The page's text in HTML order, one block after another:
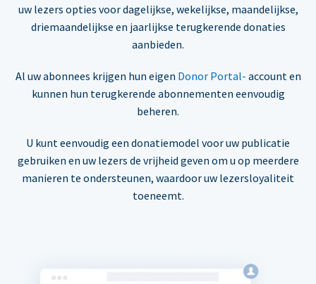
uw lezers opties voor dagelijkse, wekelijkse, maandelijkse,
driemaandelijkse en jaarlijkse terugkerende donaties
aanbieden.
Al uw abonnees krijgen hun eigen Donor Portal- account en
kunnen hun terugkerende abonnementen eenvoudig
beheren.
U kunt eenvoudig een donatiemodel voor uw publicatie
gebruiken en uw lezers de vrijheid geven om u op meerdere
manieren te ondersteunen, waardoor uw lezersloyaliteit
toeneemt.